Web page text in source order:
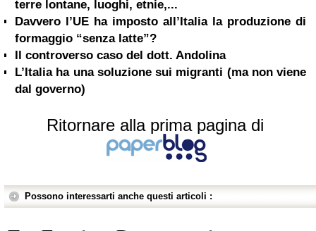
terre lontane, luoghi, etnie,...
Davvero l’UE ha imposto all’Italia la produzione di
formaggio “senza latte”?
Il controverso caso del dott. Andolina
L’Italia ha una soluzione sui migranti (ma non viene
dal governo)
Ritornare alla prima pagina di
Possono interessarti anche questi articoli :